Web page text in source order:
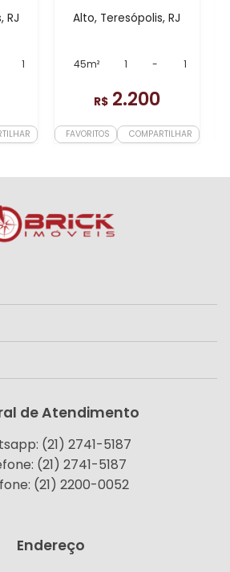
RJ
1
Alto, Teresópolis, RJ
45m² 1 - 1
R$ 2.200
FAVORITOS COMPARTILHAR
de Atendimento
(21) 2741-5187
(21) 2741-5187
(21) 2200-0052
Endereço